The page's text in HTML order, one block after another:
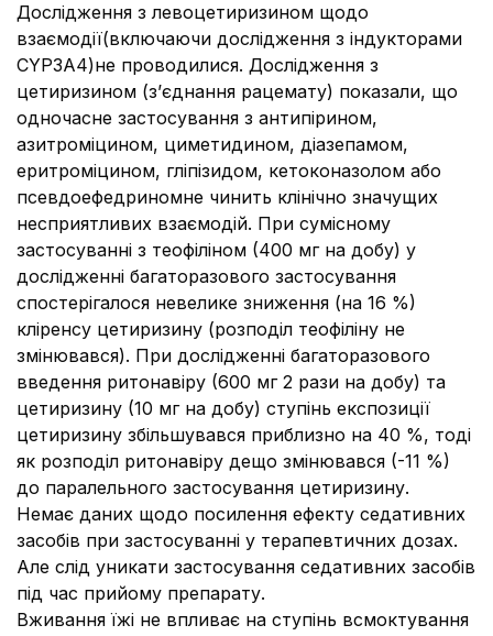
Дослідження з левоцетиризином щодо
взаємодії(включаючи дослідження з індукторами
CYP3A4)не проводилися. Дослідження з
цетиризином (з’єднання рацемату) показали, що
одночасне застосування з антипірином,
азитроміцином, циметидином, діазепамом,
еритроміцином, гліпізидом, кетоконазолом або
псевдоефедриномне чинить клінічно значущих
несприятливих взаємодій. При сумісному
застосуванні з теофіліном (400 мг на добу) у
дослідженні багаторазового застосування
спостерігалося невелике зниження (на 16 %)
кліренсу цетиризину (розподіл теофіліну не
змінювався). При дослідженні багаторазового
введення ритонавіру (600 мг 2 рази на добу) та
цетиризину (10 мг на добу) ступінь експозиції
цетиризину збільшувався приблизно на 40 %, тоді
як розподіл ритонавіру дещо змінювався (-11 %)
до паралельного застосування цетиризину.
Немає даних щодо посилення ефекту седативних
засобів при застосуванні у терапевтичних дозах.
Але слід уникати застосування седативних засобів
під час прийому препарату.
Вживання їжі не впливає на ступінь всмоктування